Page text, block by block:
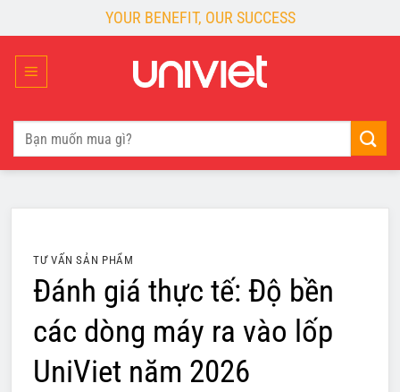
to
content
YOUR BENEFIT, OUR SUCCESS
Tìm
kiếm:
TƯ VẤN SẢN PHẨM
Đánh giá thực tế: Độ bền
các dòng máy ra vào lốp
UniViet năm 2026